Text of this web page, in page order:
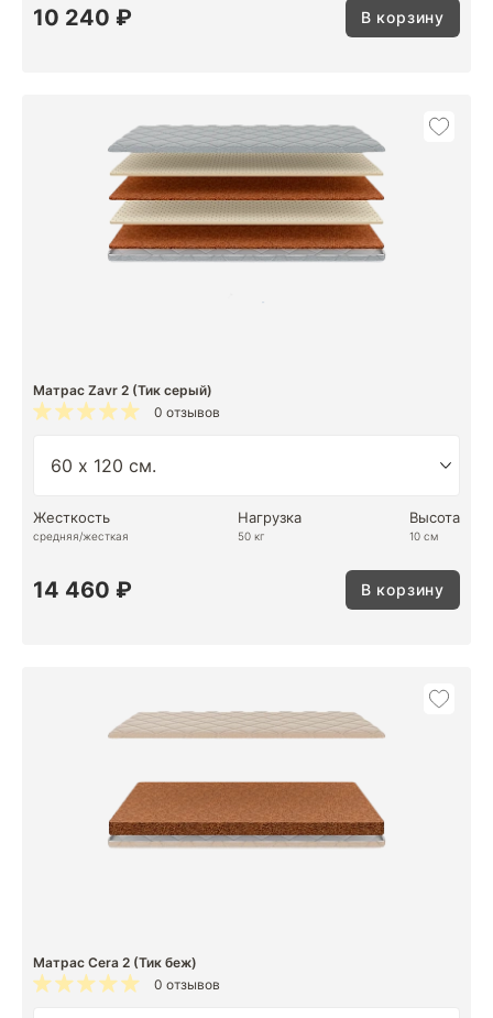
10 240 ₽ В корзину
Матрас Zavr 2 (Тик серый)
0 отзывов
Жесткость
средняя/жесткая
Нагрузка
50 кг
Высота
10 см
14 460 ₽ В корзину
Матрас Cera 2 (Тик беж)
0 отзывов